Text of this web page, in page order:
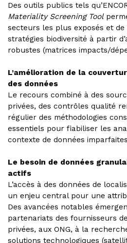
Des outils publics tels
Materiality Screening Tool
secteurs les plus exposés et
stratégies biodiversité à partir
robustes (matrices impacts/
L’amélioration de la
des données
Le recours combiné à des
privées, des contrôles qualité
régulier des méthodologies
essentiels pour fiabiliser les
contexte de données
Le besoin de données
actifs
L’accès à des données de
un enjeu central pour une
Des avancées notables
partenariats des fournisseurs
privées, aux ONG, à la
solutions technologiques